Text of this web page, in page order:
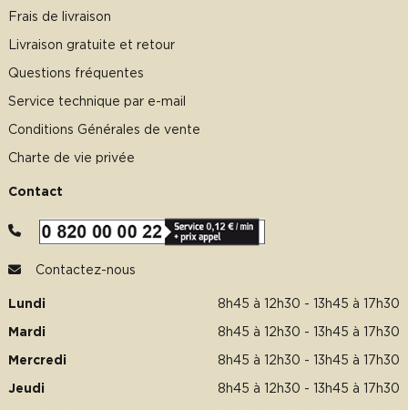
Frais de livraison
Livraison gratuite et retour
Questions fréquentes
Service technique par e-mail
Conditions Générales de vente
Charte de vie privée
Contact
Contactez-nous
Lundi 8h45 à 12h30 - 13h45 à 17h30
Mardi 8h45 à 12h30 - 13h45 à 17h30
Mercredi 8h45 à 12h30 - 13h45 à 17h30
Jeudi 8h45 à 12h30 - 13h45 à 17h30